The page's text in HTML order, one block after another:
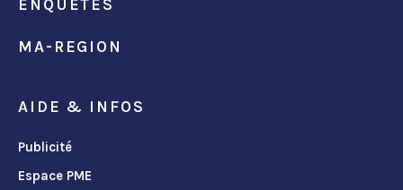
ENQUÊTES
MA-REGION
AIDE & INFOS
Publicité
Espace PME